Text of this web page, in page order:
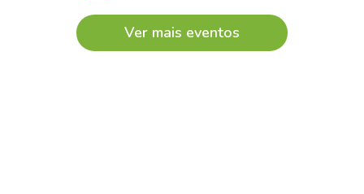
Ver mais eventos